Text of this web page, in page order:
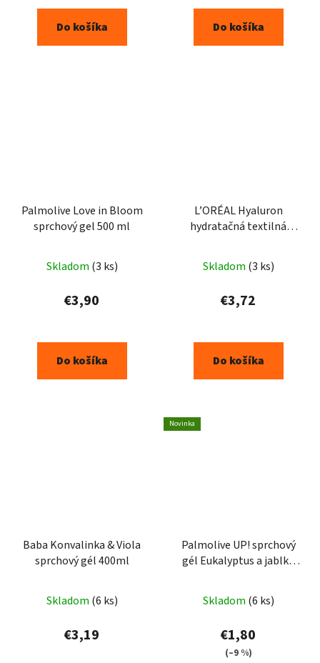
Do košíka Do košíka
Palmolive Love in Bloom
sprchový gel 500 ml
Skladom (3 ks)
€3,90
Do košíka
L’ORÉAL Hyaluron
hydratačná textilná
Skladom (3 ks)
€3,72
Do košíka
Baba Konvalinka & Viola
sprchový gél 400ml
Skladom (6 ks)
€3,19
Novinka
Palmolive UP! sprchový
gél Eukalyptus a jablko
Skladom (6 ks)
€1,80
(–9 %)